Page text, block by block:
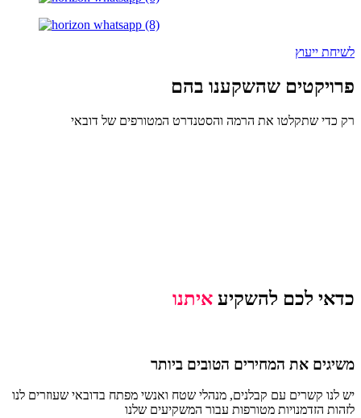
לשיחת ייעוץ
פרויקטים שהשקענו בהם
רק כדי שתקלטו את הרמה והסטנדרט המטורפים של דובאי
כדאי לכם להשקיע איתנו
משיגים את המחירים הטובים ביותר
יש לנו קשרים עם קבלנים, מנהלי שטח ואנשי מפתח בדובאי שעוזרים לנו
לזהות הזדמנויות מטורפות עבור המשקיעים שלנו